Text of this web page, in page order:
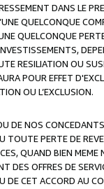
DANS LE
QUELCONQUE
QUELCONQUE
RESILIATION OU
POUR EFFET
OU L’EXCLUSION.
DE NOS
TOUTE PERTE DE
QUAND BIEN
DES OFFRES DE
CET ACCORD AU